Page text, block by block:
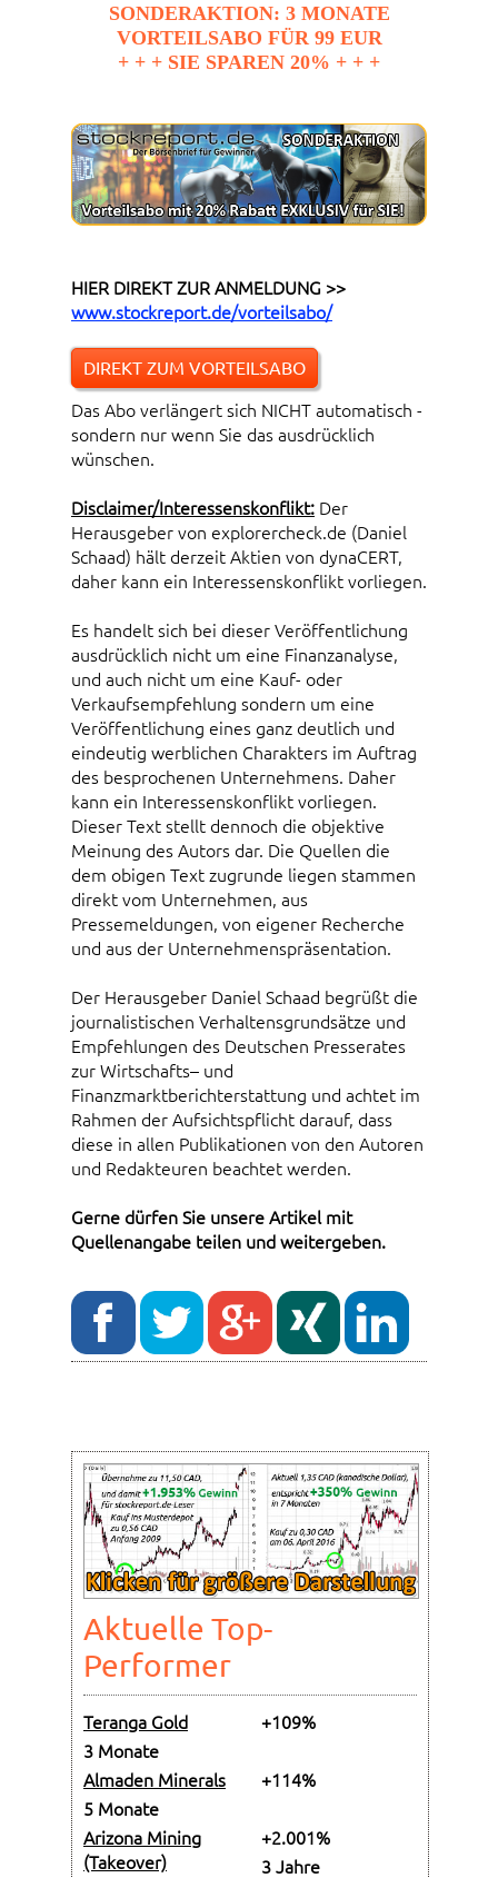
SONDERAKTION: 3 MONATE
VORTEILSABO FÜR 99 EUR
+ + + SIE SPAREN 20% + + +
HIER DIREKT ZUR ANMELDUNG >>
www.stockreport.de/vorteilsabo/
DIREKT ZUM VORTEILSABO
Das Abo verlängert sich NICHT automatisch -
sondern nur wenn Sie das ausdrücklich
wünschen.
Disclaimer/Interessenskonflikt: Der
Herausgeber von explorercheck.de (Daniel
Schaad) hält derzeit Aktien von dynaCERT,
daher kann ein Interessenskonflikt vorliegen.
Es handelt sich bei dieser Veröffentlichung
ausdrücklich nicht um eine Finanzanalyse,
und auch nicht um eine Kauf- oder
Verkaufsempfehlung sondern um eine
Veröffentlichung eines ganz deutlich und
eindeutig werblichen Charakters im Auftrag
des besprochenen Unternehmens. Daher
kann ein Interessenskonflikt vorliegen.
Dieser Text stellt dennoch die objektive
Meinung des Autors dar. Die Quellen die
dem obigen Text zugrunde liegen stammen
direkt vom Unternehmen, aus
Pressemeldungen, von eigener Recherche
und aus der Unternehmenspräsentation.
Der Herausgeber Daniel Schaad begrüßt die
journalistischen Verhaltensgrundsätze und
Empfehlungen des Deutschen Presserates
zur Wirtschafts– und
Finanzmarktberichterstattung und achtet im
Rahmen der Aufsichtspflicht darauf, dass
diese in allen Publikationen von den Autoren
und Redakteuren beachtet werden.
Gerne dürfen Sie unsere Artikel mit
Quellenangabe teilen und weitergeben.
Aktuelle Top-
Performer
Teranga Gold
+109%
3 Monate
Almaden Minerals
+114%
5 Monate
Arizona Mining
(Takeover)
+2.001%
3 Jahre